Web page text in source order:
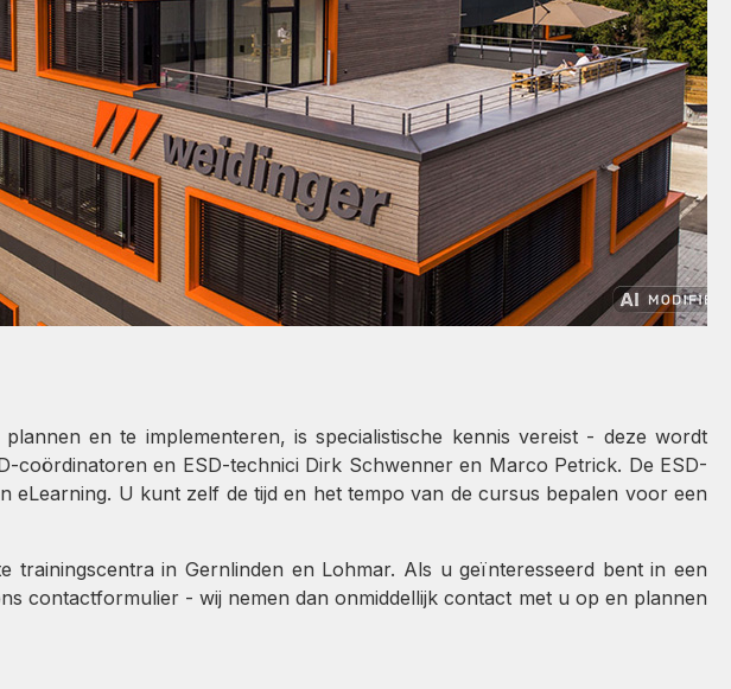
en te implementeren, is specialistische kennis vereist - deze wordt
coördinatoren en ESD-technici Dirk Schwenner en Marco Petrick. De ESD-
eLearning. U kunt zelf de tijd en het tempo van de cursus bepalen voor een
trainingscentra in Gernlinden en Lohmar. Als u geïnteresseerd bent in een
contactformulier - wij nemen dan onmiddellijk contact met u op en plannen